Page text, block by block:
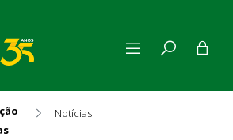
Notícias